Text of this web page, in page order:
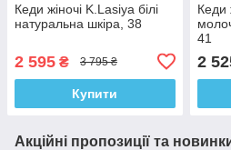
Кеди жіночі K.Lasiya білі
натуральна шкіра, 38
2 595 ₴ 3 795 ₴
Купити
Кеди
41
2
Акційні пропозиції та